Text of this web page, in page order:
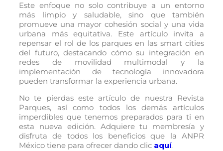
Este enfoque no solo contribuye a un entorno
más limpio y saludable, sino que también
promueve una mayor cohesión social y una vida
urbana más equitativa. Este artículo invita a
repensar el rol de los parques en las smart cities
del futuro, destacando cómo su integración en
redes de movilidad multimodal y la
implementación de tecnología innovadora
pueden transformar la experiencia urbana.
No te pierdas este artículo de nuestra Revista
Parques, así como todos los demás artículos
imperdibles que tenemos preparados para ti en
esta nueva edición. Adquiere tu membresía y
disfruta de todos los beneficios que la ANPR
México tiene para ofrecer dando clic aquí.